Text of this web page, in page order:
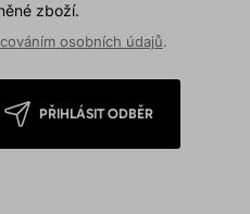
zboží.
osobních údajů.
PŘIHLÁSIT ODBĚR